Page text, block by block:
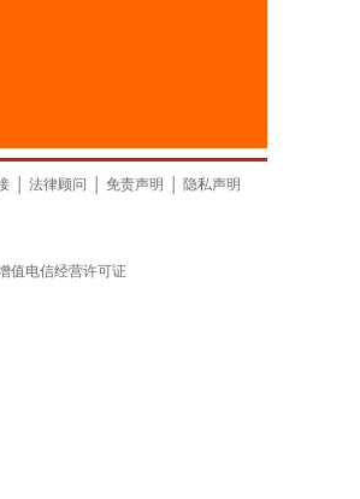
法律顾问 免责声明
隐私声明
值电信经营许可证